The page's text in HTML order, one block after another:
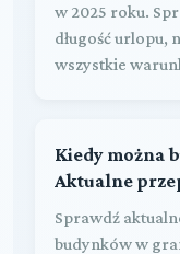
w 2025 roku.
długość urlopu,
wszystkie
Kiedy można
Aktualne
Sprawdź
budynków w